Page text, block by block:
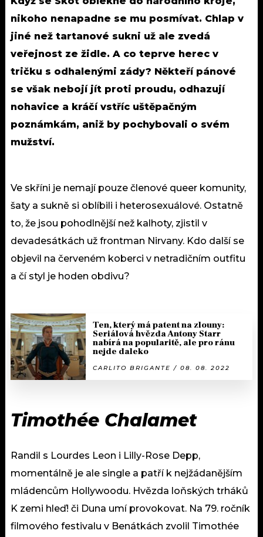
nikoho nenapadne se mu posmívat. Chlap v
jiné než tartanové sukni už ale zvedá
veřejnost ze židle. A co teprve herec v
tričku s odhalenými zády? Někteří pánové
se však nebojí jít proti proudu, odhazují
nohavice a kráčí vstříc uštěpačným
poznámkám, aniž by pochybovali o svém
mužství.
Ve skříni je nemají pouze členové queer komunity,
šaty a sukně si oblíbili i heterosexuálové. Ostatně
to, že jsou pohodlnější než kalhoty, zjistil v
devadesátkách už frontman Nirvany. Kdo další se
objevil na červeném koberci v netradičním outfitu
a čí styl je hoden obdivu?
Ten, který má patent na zlouny:
Seriálová hvězda Antony Starr
nabírá na popularitě, ale pro ránu
nejde daleko
CARLITO BRIGANTE / 08. 08. 2022
Timothée Chalamet
Randil s Lourdes Leon i Lilly-Rose Depp,
momentálně je ale single a patří k nejžádanějším
mládencům Hollywoodu. Hvězda loňských trháků
K zemi hleď! či Duna umí provokovat. Na 79. ročník
filmového festivalu v Benátkách zvolil Timothée